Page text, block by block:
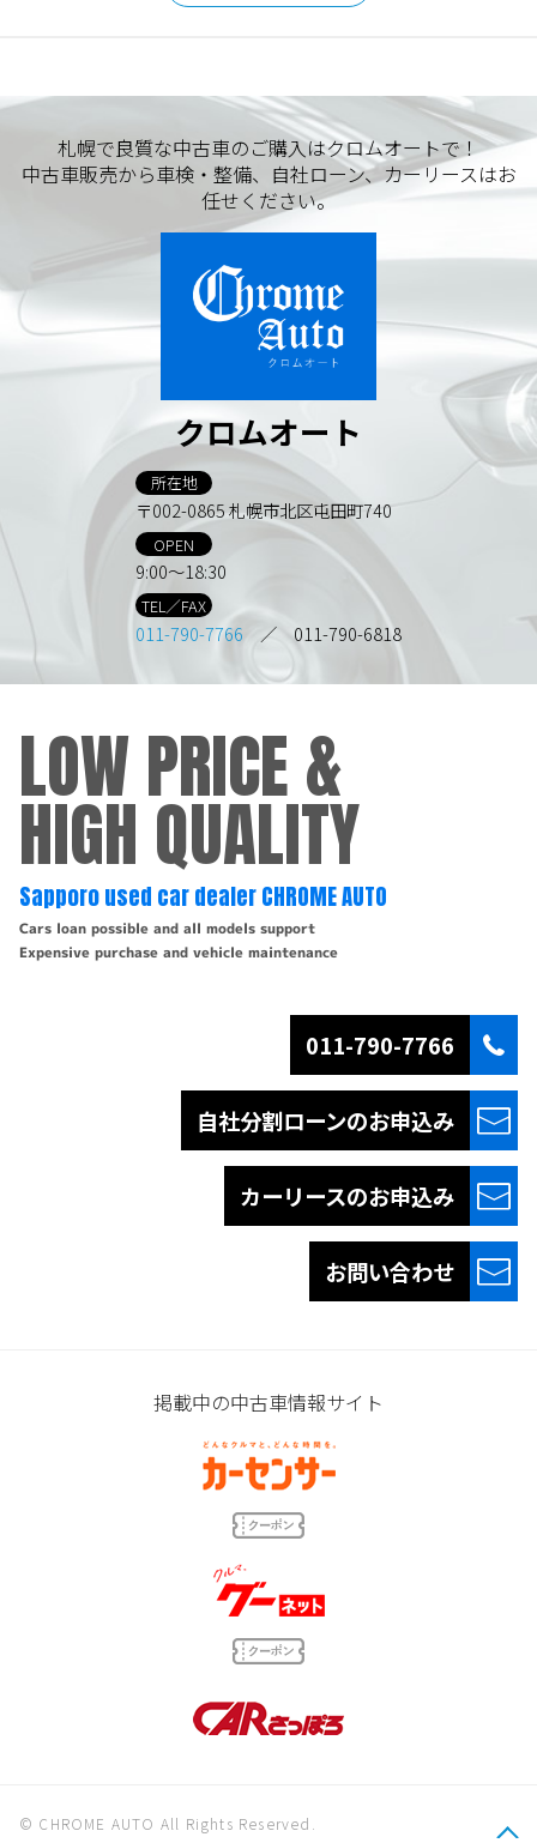
札幌で良質な中古車のご購入はクロムオートで！
中古車販売から車検・整備、自社ローン、カーリースはお
任せください。
クロムオート
所在地
〒002-0865 札幌市北区屯田町740
OPEN
9:00～18:30
TEL／FAX
011-790-7766 ／ 011-790-6818
LOW PRICE &
HIGH QUALITY
Sapporo used car dealer CHROME AUTO
Cars loan possible and all models support
Expensive purchase and vehicle maintenance
011-790-7766
自社分割ローンのお申込み
カーリースのお申込み
お問い合わせ
掲載中の中古車情報サイト
© CHROME AUTO All Rights Reserved.